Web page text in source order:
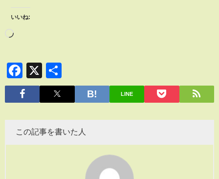
いいね:
Facebook
X
有
LINE
この記事を書いた人